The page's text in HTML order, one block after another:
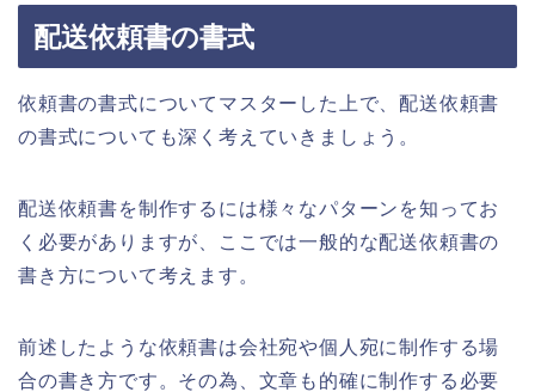
配送依頼書の書式
依頼書の書式についてマスターした上で、配送依頼書
の書式についても深く考えていきましょう。
配送依頼書を制作するには様々なパターンを知ってお
く必要がありますが、ここでは一般的な配送依頼書の
書き方について考えます。
前述したような依頼書は会社宛や個人宛に制作する場
合の書き方です。その為、文章も的確に制作する必要